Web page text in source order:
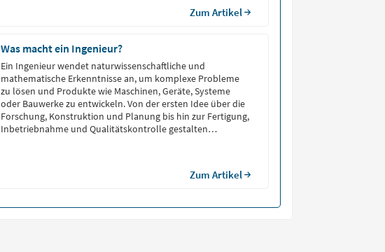
Zum Artikel
Was macht ein Ingenieur?
Ein Ingenieur wendet naturwissenschaftliche und
mathematische Erkenntnisse an, um komplexe Probleme
zu lösen und Produkte wie Maschinen, Geräte, Systeme
oder Bauwerke zu entwickeln. Von der ersten Idee über die
Forschung, Konstruktion und Planung bis hin zur Fertigung,
Inbetriebnahme und Qualitätskontrolle gestalten
Dabei agieren sie als Schnittstelle zwischen theoretischer
Zum Artikel